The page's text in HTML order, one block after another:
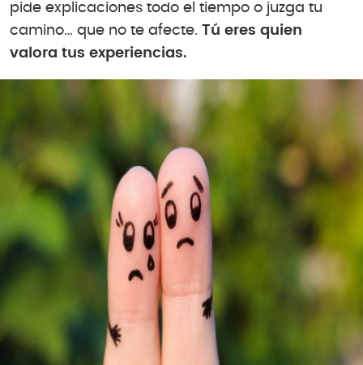
pide explicaciones todo el tiempo o juzga tu
camino… que no te afecte. Tú eres quien
valora tus experiencias.